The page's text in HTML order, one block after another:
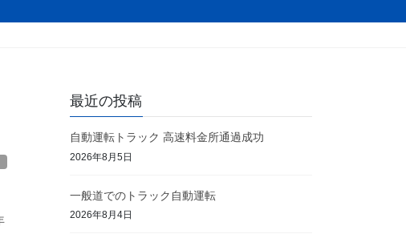
最近の投稿
自動運転トラック 高速料金所通過成功
2026年8月5日
一般道でのトラック自動運転
2026年8月4日